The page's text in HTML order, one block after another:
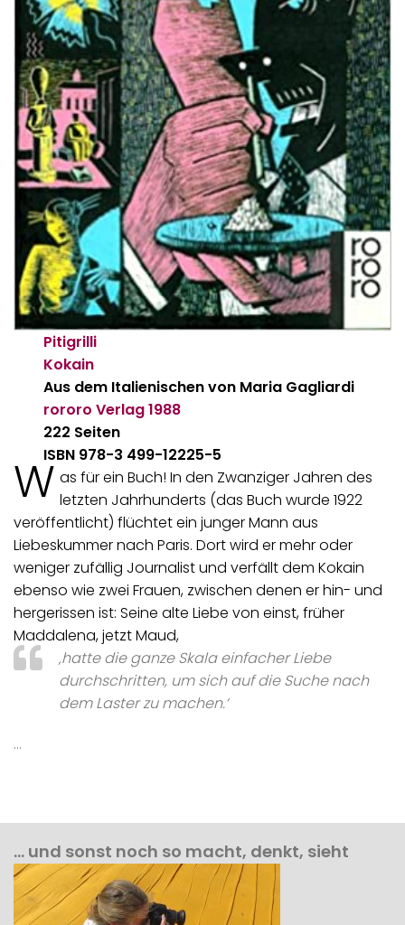
Pitigrilli
Kokain
Aus dem Italienischen von Maria Gagliardi
rororo Verlag1988
222 Seiten
ISBN 978-3 499-12225-5
W as für ein Buch! In den Zwanziger Jahren des
letzten Jahrhunderts (das Buch wurde 1922
veröffentlicht) flüchtet ein junger Mann aus
Liebeskummer nach Paris. Dort wird er mehr oder
weniger zufällig Journalist und verfällt dem Kokain
ebenso wie zwei Frauen, zwischen denen er hin- und
hergerissen ist: Seine alte Liebe von einst, früher
Maddalena, jetzt Maud,
‚hatte die ganze Skala einfacher Liebe
durchschritten, um sich auf die Suche nach
dem Laster zu machen.‘
…
… und sonst noch so macht, denkt, sieht